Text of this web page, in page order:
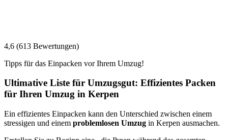
4,6 (613 Bewertungen)
Tipps für das Einpacken vor Ihrem Umzug!
Ultimative Liste für Umzugsgut: Effizientes Packen
für Ihren Umzug in Kerpen
Ein effizientes Einpacken kann den Unterschied zwischen einem
stressigen und einem problemlosen Umzug in Kerpen ausmachen.